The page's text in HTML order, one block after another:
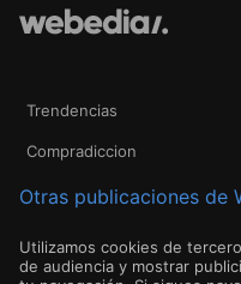
Trendencias
Compradiccion
Otras publicaciones de
Utilizamos cookies de
de audiencia y mostrar